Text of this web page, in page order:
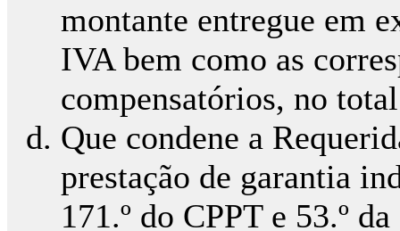
montante entregue em
IVA bem como as
compensatórios, no
Que condene a
prestação de garantia
171.º do CPPT e 53.º